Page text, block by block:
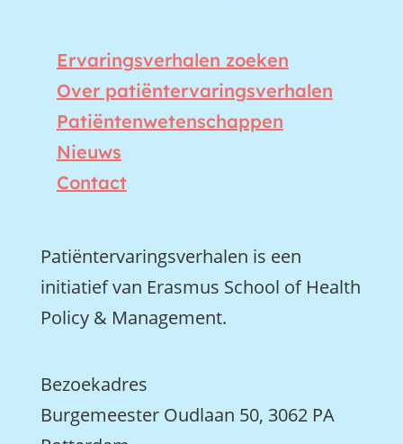
Ervaringsverhalen zoeken
Over patiëntervaringsverhalen
Patiëntenwetenschappen
Nieuws
Contact
Patiëntervaringsverhalen is een
initiatief van Erasmus School of Health
Policy & Management.
Bezoekadres
Burgemeester Oudlaan 50, 3062 PA